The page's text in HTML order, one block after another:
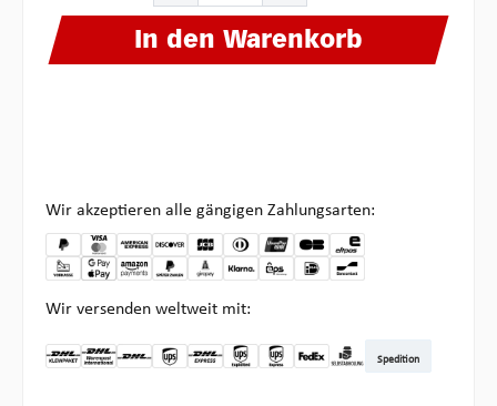
In den Warenkorb
Wir akzeptieren alle gängigen Zahlungsarten:
Wir versenden weltweit mit:
Spedition